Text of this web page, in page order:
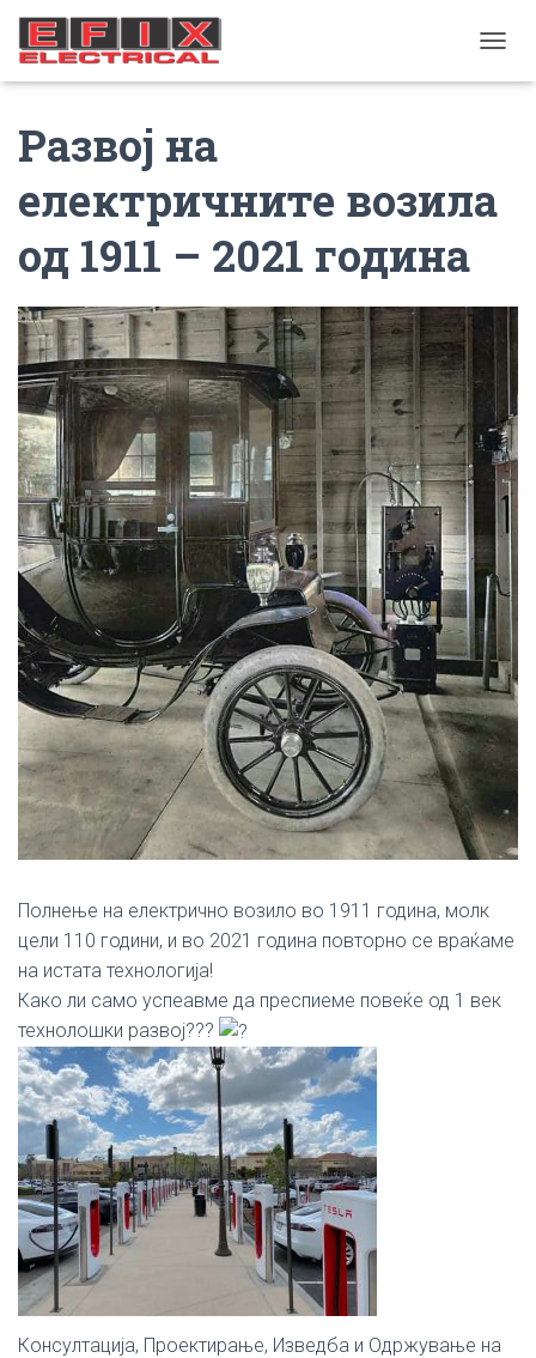
Развој на
електричните возила
од 1911 – 2021 година
Полнење на електрично возило во 1911 година, молк
цели 110 години, и во 2021 година повторно се враќаме
на истата технологија!
Како ли само успеавме да преспиеме повеќе од 1 век
технолошки развој???
Консултација, Проектирање, Изведба и Одржување на